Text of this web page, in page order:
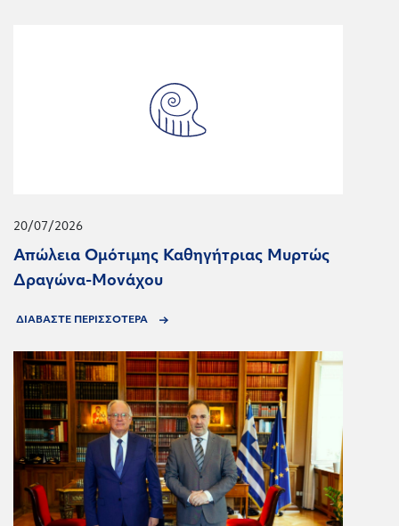
20/07/2026
Απώλεια Ομότιμης Καθηγήτριας Μυρτώς
Δραγώνα-Μονάχου
ΔΙΑΒΑΣΤΕ ΠΕΡΙΣΣΟΤΕΡΑ